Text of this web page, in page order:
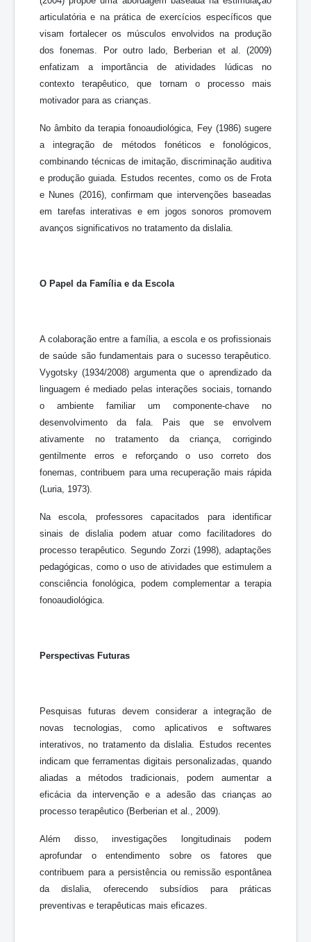
articulatória e na prática de exercícios específicos que
visam fortalecer os músculos envolvidos na produção
dos fonemas. Por outro lado, Berberian et al. (2009)
enfatizam a importância de atividades lúdicas no
contexto terapêutico, que tornam o processo mais
motivador para as crianças.
No âmbito da terapia fonoaudiológica, Fey (1986) sugere
a integração de métodos fonéticos e fonológicos,
combinando técnicas de imitação, discriminação auditiva
e produção guiada. Estudos recentes, como os de Frota
e Nunes (2016), confirmam que intervenções baseadas
em tarefas interativas e em jogos sonoros promovem
avanços significativos no tratamento da dislalia.
O Papel da Família e da Escola
A colaboração entre a família, a escola e os profissionais
de saúde são fundamentais para o sucesso terapêutico.
Vygotsky (1934/2008) argumenta que o aprendizado da
linguagem é mediado pelas interações sociais, tornando
o ambiente familiar um componente-chave no
desenvolvimento da fala. Pais que se envolvem
ativamente no tratamento da criança, corrigindo
gentilmente erros e reforçando o uso correto dos
fonemas, contribuem para uma recuperação mais rápida
(Luria, 1973).
Na escola, professores capacitados para identificar
sinais de dislalia podem atuar como facilitadores do
processo terapêutico. Segundo Zorzi (1998), adaptações
pedagógicas, como o uso de atividades que estimulem a
consciência fonológica, podem complementar a terapia
fonoaudiológica.
Perspectivas Futuras
Pesquisas futuras devem considerar a integração de
novas tecnologias, como aplicativos e softwares
interativos, no tratamento da dislalia. Estudos recentes
indicam que ferramentas digitais personalizadas, quando
aliadas a métodos tradicionais, podem aumentar a
eficácia da intervenção e a adesão das crianças ao
processo terapêutico (Berberian et al., 2009).
Além disso, investigações longitudinais podem
aprofundar o entendimento sobre os fatores que
contribuem para a persistência ou remissão espontânea
da dislalia, oferecendo subsídios para práticas
preventivas e terapêuticas mais eficazes.